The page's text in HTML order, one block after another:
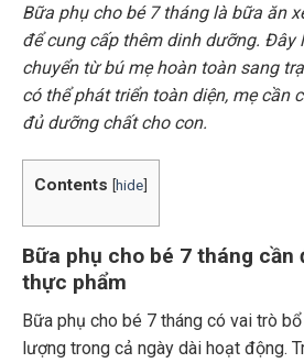
Bữa phụ cho bé 7 tháng là bữa ăn
để cung cấp thêm dinh dưỡng. Đây
chuyển từ bú mẹ hoàn toàn sang
có thể phát triển toàn diện, mẹ cần
đủ dưỡng chất cho con.
Contents [hide]
Bữa phụ cho bé 7 tháng cần
thực phẩm
Bữa phụ cho bé 7 tháng có vai trò
lượng trong cả ngày dài hoạt động.